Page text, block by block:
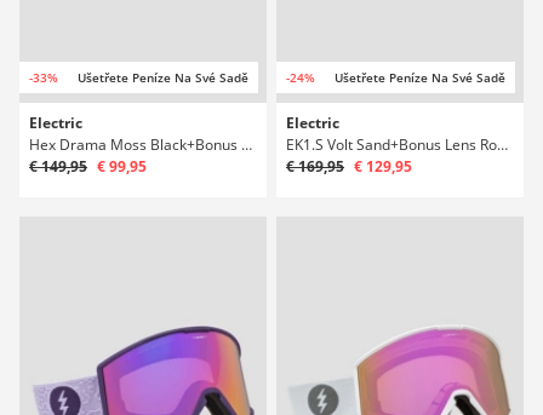
-33% Ušetřete Peníze Na Své Sadě
Electric
Hex Drama Moss Black+Bonus Lens Rose Snowboardové brýle
€ 149,95 € 99,95
-24% Ušetřete Peníze Na Své Sadě
Electric
EK1.S Volt Sand+Bonus Lens Rose Snowboardové brýle
€ 169,95 € 129,95